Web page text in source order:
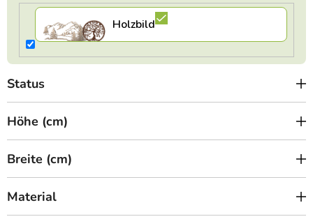
g
Status
Höhe (cm)
Breite (cm)
Material